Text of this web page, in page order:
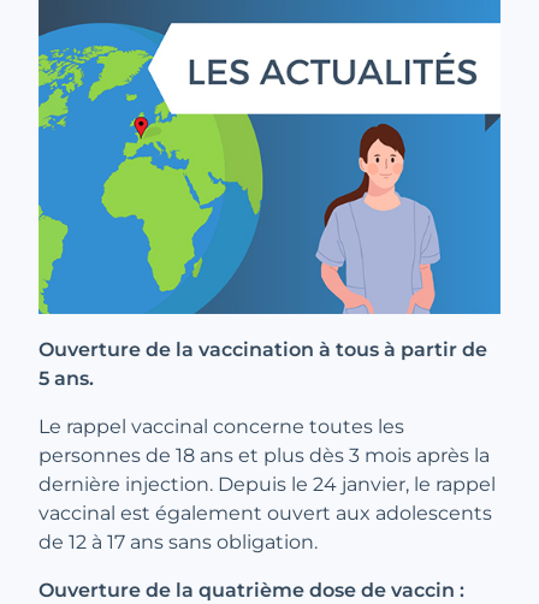
Ouverture de la vaccination à tous à partir de
5 ans.
Le rappel vaccinal concerne toutes les
personnes de 18 ans et plus dès 3 mois après la
dernière injection. Depuis le 24 janvier, le rappel
vaccinal est également ouvert aux adolescents
de 12 à 17 ans sans obligation.
Ouverture de la quatrième dose de vaccin :